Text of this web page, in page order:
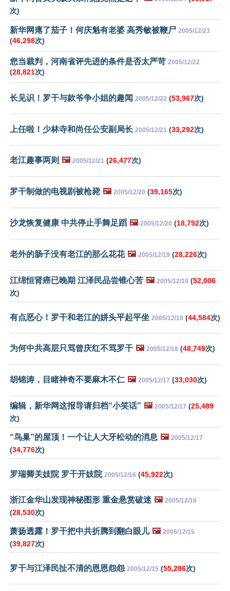
次)
新华网瘪了茄子！何庆魁有老婆 高秀敏被鞭尸 2005/12/23
(46,298次)
您当裁判，河南省评先进的条件是否太严苛 2005/12/22
(28,821次)
长见识！罗干与款爷争小姐的趣闻 2005/12/22 (53,967次)
上任啦！少林寺和尚任公安副局长 2005/12/21 (33,292次)
老江趣事两则 🖼️ 2005/12/21 (26,477次)
罗干制做的电视剧被枪毙 🖼️ 2005/12/20 (39,165次)
沙龙恢复健康 中共停止手舞足蹈 🖼️ 2005/12/20 (18,792次)
老外的肠子没有老江的那么花花 🖼️ 2005/12/19 (28,226次)
江绵恒肾癌已晚期 江泽民品尝锥心苦 🖼️ 2005/12/19 (52,006
次)
有点恶心！罗干和老江的姘头平起平坐 2005/12/19 (44,584次)
为何中共高层只骂曾庆红不骂罗干 🖼️ 2005/12/18 (48,749次)
胡锦涛，目睹神奇不要麻木不仁 🖼️ 2005/12/17 (33,030次)
编辑，新华网这报导请归档“小笑话” 🖼️ 2005/12/17 (25,489
次)
“鸟巢”的屋顶！一个让人大牙松动的消息 🖼️ 2005/12/17
(34,776次)
罗瑞卿关妓院 罗干开妓院 2005/12/16 (45,922次)
浙江金华山发现神秘图形 重金悬赏破迷 🖼️ 2005/12/16
(28,530次)
萧扬透露！罗干把中共折腾到翻白眼儿 🖼️ 2005/12/15
(39,827次)
罗干与江泽民扯不清的恩恩怨怨 2005/12/15 (55,286次)